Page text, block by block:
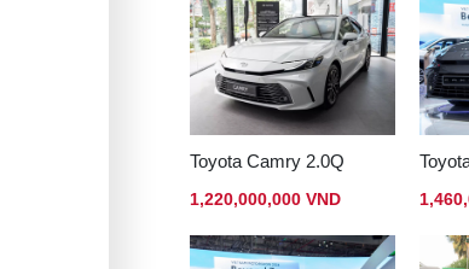
Toyota Camry 2.0Q
1,220,000,000 VND